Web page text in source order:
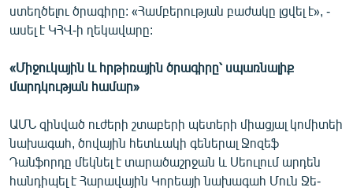
ստեղծելու ծրագիրը: «Համբերության բաժակը լցվել է», -
ասել է ԿՀՎ-ի ղեկավարը:
«Միջուկային և հրթիռային ծրագիրը՝ սպառնալիք
մարդկության համար»
ԱՄՆ զինված ուժերի շտաբերի պետերի միացյալ կոմիտեի
նախագահ, ծովային հետևակի գեներալ Ջոզեֆ
Դանֆորդը մեկնել է տարածաշրջան և Սեուլում արդեն
հանդիպել է Հարավային Կորեայի նախագահ Մուն Ջե-